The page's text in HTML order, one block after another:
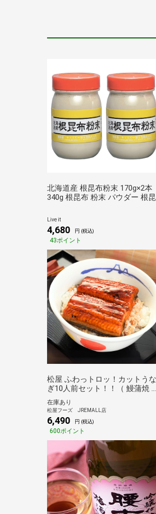
北海道産 根昆布粉末 170g×2本
340g 根昆布 粉末 パウダー 根昆
活 食物繊維 アルギン酸
Live it
4,680 円 (税込)
43ポイント
松屋 ふわっトロッ！カットうな
ぎ10人前セット！！（ 鰻蒲焼 ウ
ナギ 鰻 鰻のかば焼き 蒲焼 かば
焼き うなぎの蒲焼 土用の丑の日
丑の日 冷凍食品 冷凍 土用丑 う
な丼 惣菜 非常食 ご飯のお供 セ
ール）【冷凍】
在庫あり
松屋フーズ JREMALL店
6,490 円 (税込)
600ポイント